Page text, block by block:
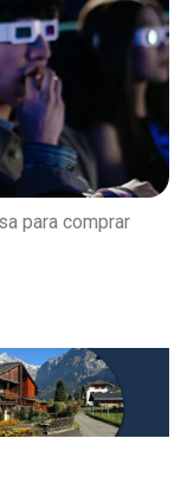
para comprar